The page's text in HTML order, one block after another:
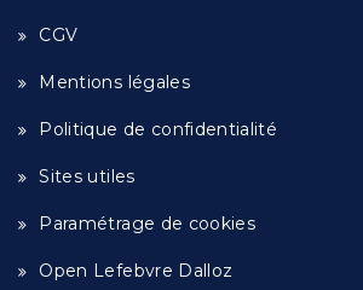
CGV
Mentions légales
Politique de confidentialité
Sites utiles
Paramétrage de cookies
Open Lefebvre Dalloz